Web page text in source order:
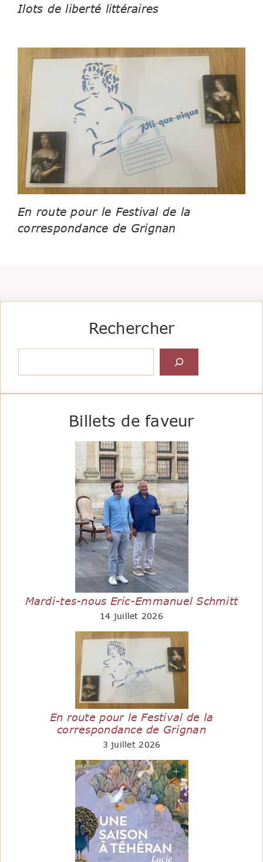
Ilots de liberté littéraires
En route pour le Festival de la
correspondance de Grignan
Rechercher
Billets de faveur
Mardi-tes-nous Eric-Emmanuel Schmitt
14 juillet 2026
En route pour le Festival de la
correspondance de Grignan
3 juillet 2026